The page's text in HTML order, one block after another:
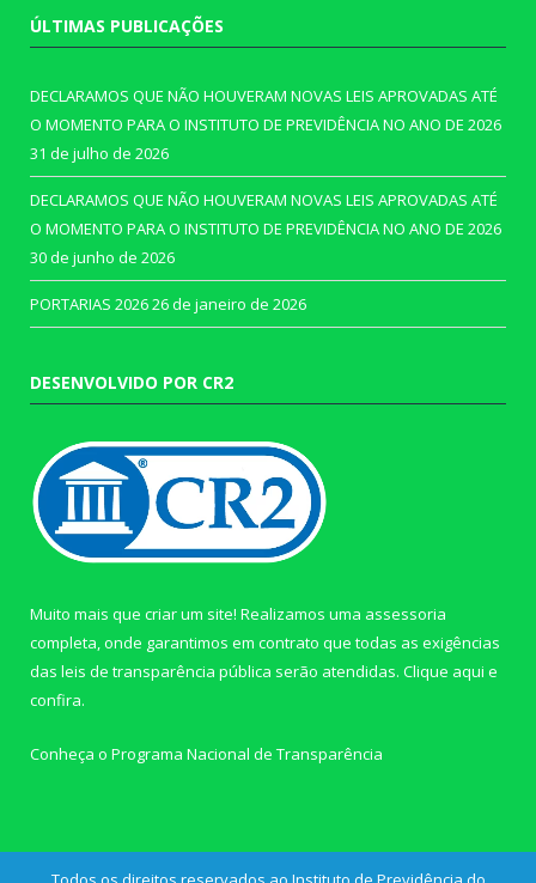
ÚLTIMAS PUBLICAÇÕES
DECLARAMOS QUE NÃO HOUVERAM NOVAS LEIS APROVADAS ATÉ
O MOMENTO PARA O INSTITUTO DE PREVIDÊNCIA NO ANO DE 2026
31 de julho de 2026
DECLARAMOS QUE NÃO HOUVERAM NOVAS LEIS APROVADAS ATÉ
O MOMENTO PARA O INSTITUTO DE PREVIDÊNCIA NO ANO DE 2026
30 de junho de 2026
PORTARIAS 202626 de janeiro de 2026
DESENVOLVIDO POR CR2
Muito mais que criar um site! Realizamos uma assessoria
completa, onde garantimos em contrato que todas as exigências
das leis de transparência pública serão atendidas. Clique aqui e
confira.
Conheça o Programa Nacional de Transparência